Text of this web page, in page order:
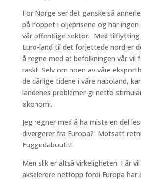
For Norge ser det ganske så
på hoppet i oljeprisene og har
vår offentlige sektor. Med tilflytting
Euro-land til det forjettede nord er
å regne med at befolkningen vår vil
raskt. Selv om noen av våre
de dårlige tidene i våre naboland,
landenes problemer gi netto
økonomi.
Jeg regner med å ha miste en del
divergerer fra Europa? Motsatt
Fuggedaboutit!
Men slik er altså virkeligheten. I år
akselerere nettopp fordi Europa har